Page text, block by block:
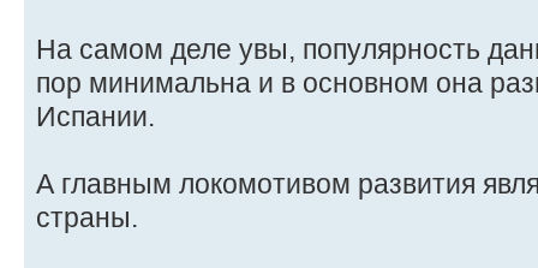
На самом деле увы, популярность
пор минимальна и в основном она
Испании.
А главным локомотивом развития
страны.